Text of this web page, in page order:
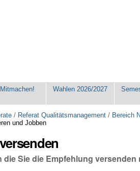
Mitmachen! Wahlen 2026/2027
/ Referat Qualitätsmanagement / Bereich
und Jobben
die Sie die Empfehlung versenden